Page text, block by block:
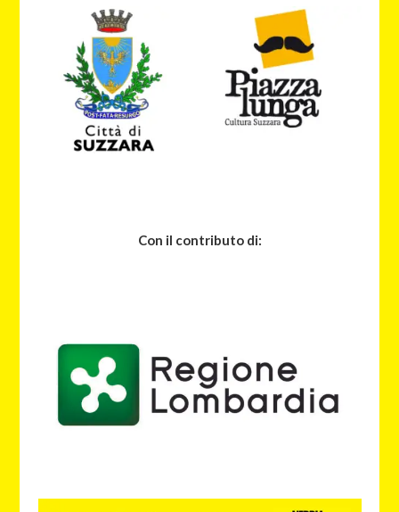
Con il contributo di: